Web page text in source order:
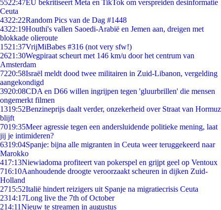
5522:47EU bekritiseert Meta en TikTok om verspreiden desinformatie
Ceuta
4322:22Random Pics van de Dag #1448
4322:19Houthi's vallen Saoedi-Arabië en Jemen aan, dreigen met
blokkade olieroute
1521:37VrijMiBabes #316 (not very sfw!)
2621:30Wegpiraat scheurt met 146 km/u door het centrum van
Amsterdam
7220:58Israël meldt dood twee militairen in Zuid-Libanon, vergelding
aangekondigd
3920:08CDA en D66 willen ingrijpen tegen 'gluurbrillen' die mensen
ongemerkt filmen
1319:52Benzineprijs daalt verder, onzekerheid over Straat van Hormuz
blijft
7019:35Meer agressie tegen een andersluidende politieke mening, laat
jij je intimideren?
6319:04Spanje: bijna alle migranten in Ceuta weer teruggekeerd naar
Marokko
417:13Niewiadoma profiteert van pokerspel en grijpt geel op Ventoux
716:10Aanhoudende droogte veroorzaakt scheuren in dijken Zuid-
Holland
2715:52Italië hindert reizigers uit Spanje na migratiecrisis Ceuta
2314:17Long live the 7th of October
214:11Nieuw te streamen in augustus